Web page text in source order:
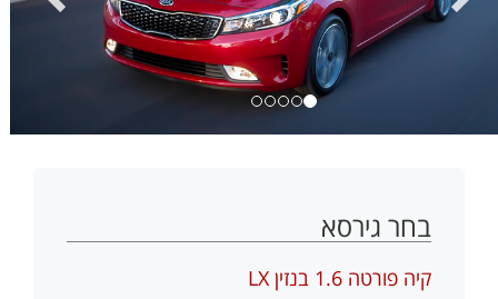
בחר גירסא
קיה פורטה 1.6 בנזין LX